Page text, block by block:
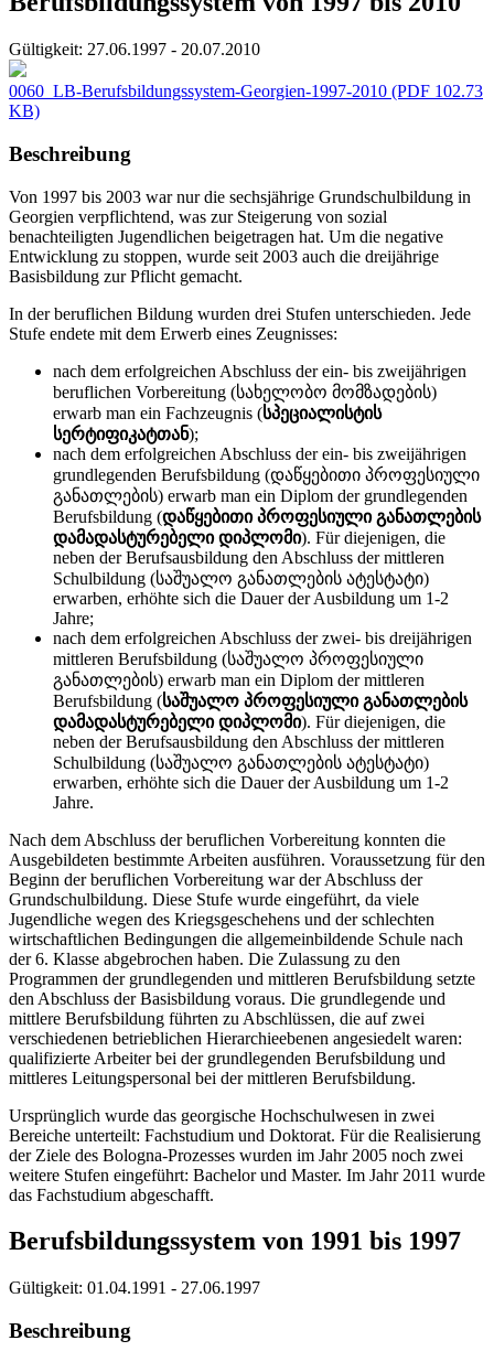
Gültigkeit: 27.06.1997 - 20.07.2010
0060_LB-Berufsbildungssystem-Georgien-1997-2010 (PDF 102.73
KB)
Beschreibung
Von 1997 bis 2003 war nur die sechsjährige Grundschulbildung in
Georgien verpflichtend, was zur Steigerung von sozial
benachteiligten Jugendlichen beigetragen hat. Um die negative
Entwicklung zu stoppen, wurde seit 2003 auch die dreijährige
Basisbildung zur Pflicht gemacht.
In der beruflichen Bildung wurden drei Stufen unterschieden. Jede
Stufe endete mit dem Erwerb eines Zeugnisses:
nach dem erfolgreichen Abschluss der ein- bis zweijährigen
beruflichen Vorbereitung (სახელობო მომზადების)
erwarb man ein Fachzeugnis (სპეციალისტის
სერტიფიკატთან);
nach dem erfolgreichen Abschluss der ein- bis zweijährigen
grundlegenden Berufsbildung (დაწყებითი პროფესიული
განათლების) erwarb man ein Diplom der grundlegenden
Berufsbildung (დაწყებითი პროფესიული განათლების
დამადასტურებელი დიპლომი). Für diejenigen, die
neben der Berufsausbildung den Abschluss der mittleren
Schulbildung (საშუალო განათლების ატესტატი)
erwarben, erhöhte sich die Dauer der Ausbildung um 1-2
Jahre;
nach dem erfolgreichen Abschluss der zwei- bis dreijährigen
mittleren Berufsbildung (საშუალო პროფესიული
განათლების) erwarb man ein Diplom der mittleren
Berufsbildung (საშუალო პროფესიული განათლების
დამადასტურებელი დიპლომი). Für diejenigen, die
neben der Berufsausbildung den Abschluss der mittleren
Schulbildung (საშუალო განათლების ატესტატი)
erwarben, erhöhte sich die Dauer der Ausbildung um 1-2
Jahre.
Nach dem Abschluss der beruflichen Vorbereitung konnten die
Ausgebildeten bestimmte Arbeiten ausführen. Voraussetzung für den
Beginn der beruflichen Vorbereitung war der Abschluss der
Grundschulbildung. Diese Stufe wurde eingeführt, da viele
Jugendliche wegen des Kriegsgeschehens und der schlechten
wirtschaftlichen Bedingungen die allgemeinbildende Schule nach
der 6. Klasse abgebrochen haben. Die Zulassung zu den
Programmen der grundlegenden und mittleren Berufsbildung setztе
den Abschluss der Basisbildung voraus. Die grundlegende und
mittlere Berufsbildung führten zu Abschlüssen, die auf zwei
verschiedenen betrieblichen Hierarchieebenen angesiedelt waren:
qualifizierte Arbeiter bei der grundlegenden Berufsbildung und
mittleres Leitungspersonal bei der mittleren Berufsbildung.
Ursprünglich wurde das georgische Hochschulwesen in zwei
Bereiche unterteilt: Fachstudium und Doktorat. Für die Realisierung
der Ziele des Bologna-Prozesses wurden im Jahr 2005 noch zwei
weitere Stufen eingeführt: Bachelor und Master. Im Jahr 2011 wurde
das Fachstudium abgeschafft.
Berufsbildungssystem von 1991 bis 1997
Gültigkeit: 01.04.1991 - 27.06.1997
Beschreibung